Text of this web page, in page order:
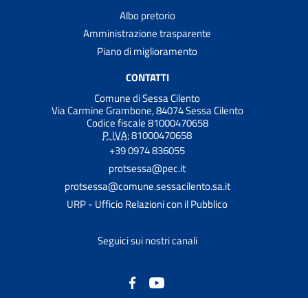
Albo pretorio
Amministrazione trasparente
Piano di miglioramento
CONTATTI
Comune di Sessa Cilento
Via Carmine Grambone, 84074 Sessa Cilento
Codice fiscale 81000470658
P. IVA:81000470658
+39 0974 836055
protsessa@pec.it
protsessa@comune.sessacilento.sa.it
URP - Ufficio Relazioni con il Pubblico
Seguici sui nostri canali